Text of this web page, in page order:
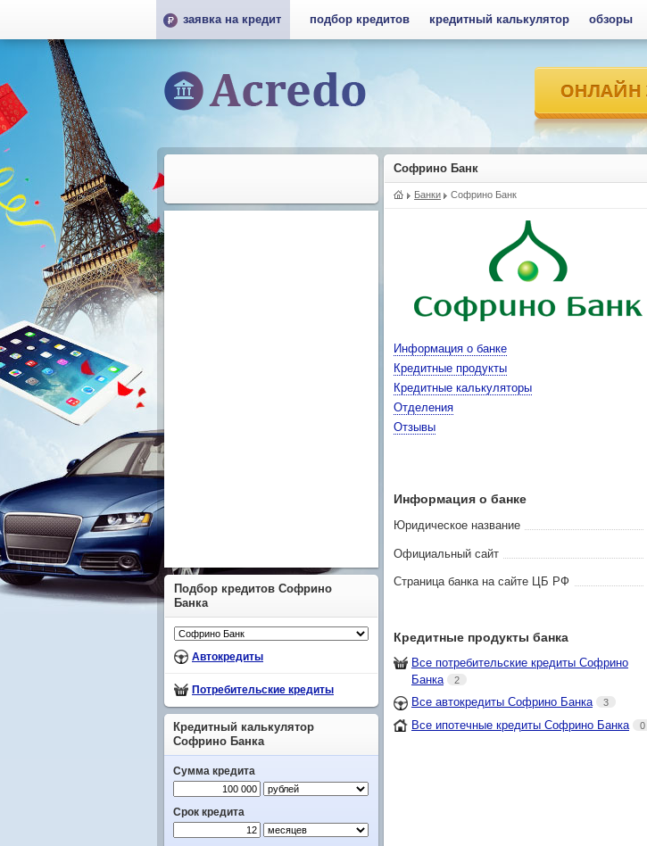
Софрино Банк
Банки Софрино Банк
Информация о банке
Кредитные продукты
Кредитные калькуляторы
Отделения
Отзывы
Информация о банке
Юридическое название
Официальный сайт
Страница банка на сайте ЦБ РФ
Кредитные продукты банка
Все потребительские кредиты Софрино
Банка
2
Все автокредиты Софрино Банка 3
Все ипотечные кредиты Софрино Банка 0
Подбор кредитов Софрино
Банка
Автокредиты
Потребительские кредиты
Кредитный калькулятор
Софрино Банка
Сумма кредита
Срок кредита
заявка на кредит подбор кредитов кредитный калькулятор обзоры